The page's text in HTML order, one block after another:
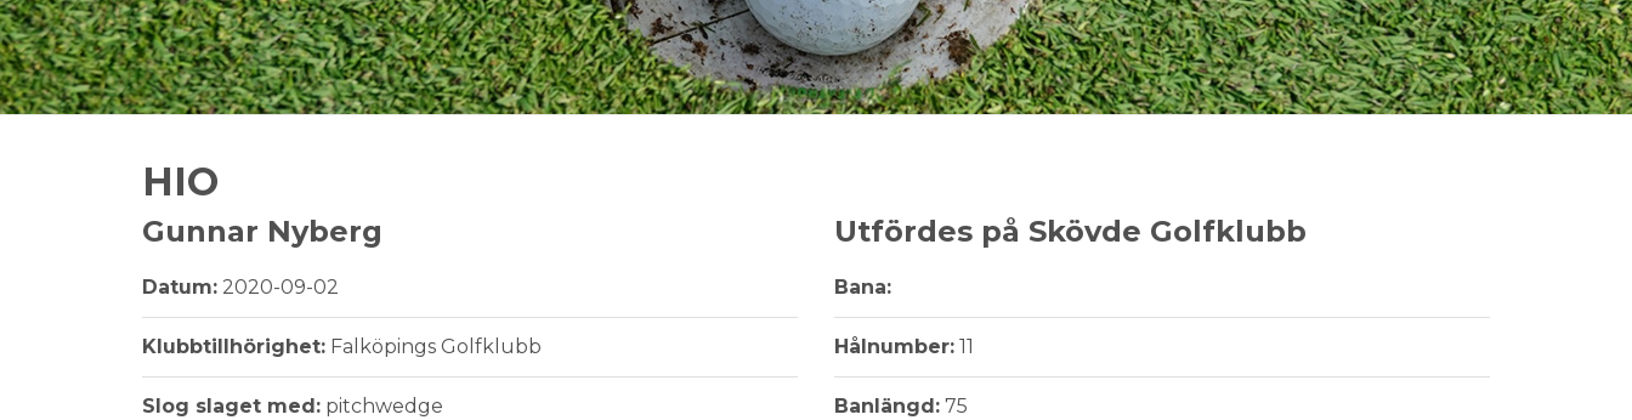
HIO
Gunnar Nyberg
Datum: 2020-09-02
Klubbtillhörighet: Falköpings Golfklubb
Slog slaget med: pitchwedge
Utfördes på Skövde Golfklubb
Bana:
Hålnumber: 11
Banlängd: 75